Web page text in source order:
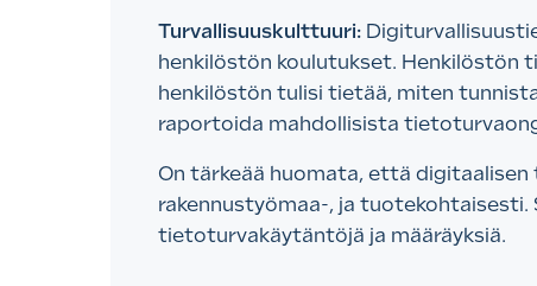
Turvallisuuskulttuuri:
henkilöstön koulutukset. Henkilöstön
henkilöstön tulisi tietää, miten
raportoida mahdollisista
On tärkeää huomata, että
rakennustyömaa-, ja
tietoturvakäytäntöjä ja määräyksiä.